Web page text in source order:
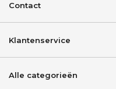
Contact
Klantenservice
Alle categorieën